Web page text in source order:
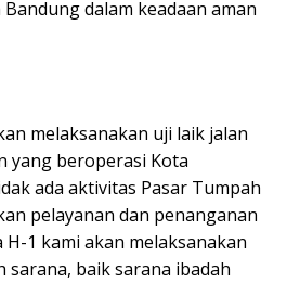
dalam keadaan aman
melaksanakan uji laik jalan
yang beroperasi Kota
ada aktivitas Pasar Tumpah
pelayanan dan penanganan
H-1 kami akan melaksanakan
sarana, baik sarana ibadah